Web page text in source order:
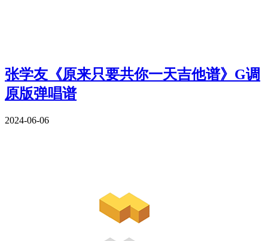
张学友《原来只要共你一天吉他谱》G调
原版弹唱谱
2024-06-06